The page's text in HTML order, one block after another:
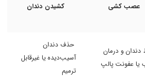
عصب ‌کشی کشیدن دندان
و درمان
یا عفونت پالپ
حذف دندان
آسیب‌دیده یا غیرقابل
ترمیم